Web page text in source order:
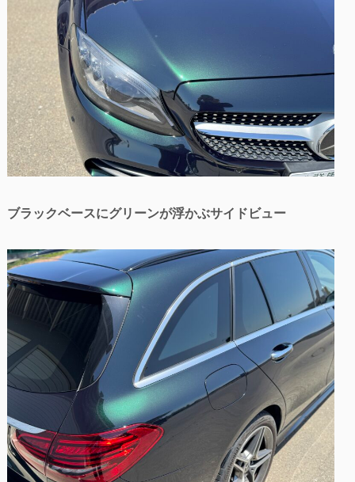
ブラックベースにグリーンが浮かぶサイドビュー